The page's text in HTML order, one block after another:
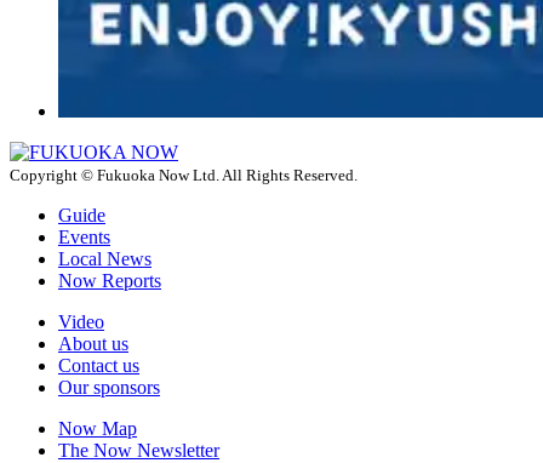
Copyright © Fukuoka Now Ltd. All Rights Reserved.
Guide
Events
Local News
Now Reports
Video
About us
Contact us
Our sponsors
Now Map
The Now Newsletter